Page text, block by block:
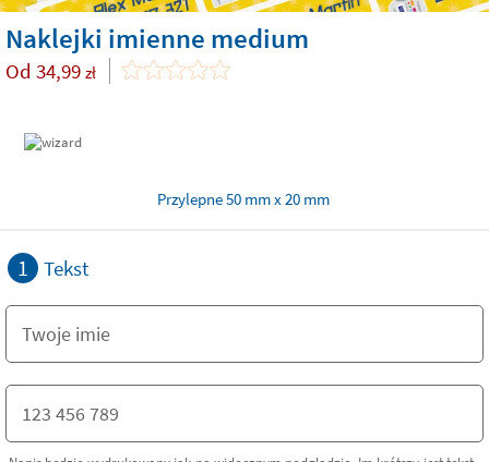
Naklejki imienne medium
Od 34,99 zł
Przylepne 50 mm x 20 mm
1 Tekst